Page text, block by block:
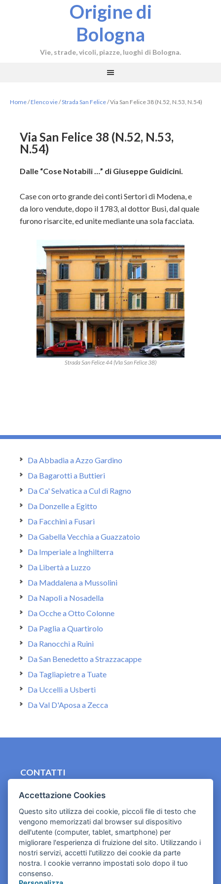
Origine di
Bologna
Vie, strade, vicoli, piazze, luoghi di Bologna.
Home/Elenco vie/Strada San Felice/Via San Felice 38 (N.52, N.53, N.54)
Via San Felice 38 (N.52, N.53,
N.54)
Dalle “Cose Notabili …” di Giuseppe Guidicini.
Case con orto grande dei conti Sertori di Modena, e
da loro vendute, dopo il 1783, al dottor Busi, dal quale
furono risarcite, ed unite mediante una sola facciata.
Strada San Felice 44 (VIa San Felice 38)
Da Abbadia a Azzo Gardino
Da Bagarotti a Buttieri
Da Ca' Selvatica a Cul di Ragno
Da Donzelle a Egitto
Da Facchini a Fusari
Da Gabella Vecchia a Guazzatoio
Da Imperiale a Inghilterra
Da Libertà a Luzzo
Da Maddalena a Mussolini
Da Napoli a Nosadella
Da Ocche a Otto Colonne
Da Paglia a Quartirolo
Da Ranocchi a Ruini
Da San Benedetto a Strazzacappe
Da Tagliapietre a Tuate
Da Uccelli a Usberti
Da Val D'Aposa a Zecca
CONTATTI
Cookies e informativa privacy
Accettazione Cookies
Questo sito utilizza dei cookie, piccoli file di testo che
vengono memorizzati dal browser sul dispositivo
dell'utente (computer, tablet, smartphone) per
migliorare l'esperienza di fruizione del sito. Utilizzando i
nostri servizi, accetti l'utilizzo dei cookie da parte
nostra. I cookie verranno impostati solo dopo il tuo
consenso.